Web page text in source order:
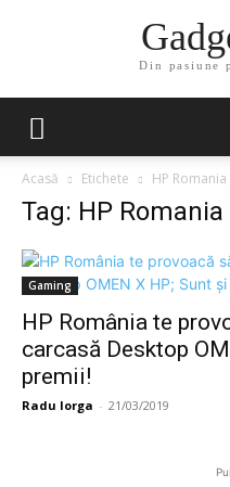
Din pasiune
Acasă Etichete HP Romania
Tag: HP Romania
Gaming
HP România te
carcasă Desktop
premii!
Radu Iorga - 21/03/2019